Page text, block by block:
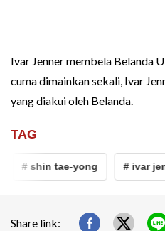
Ivar Jenner membela Belanda
cuma dimainkan sekali, Ivar
yang diakui oleh Belanda.
TAG
# shin tae-yong # ivar
Share link: